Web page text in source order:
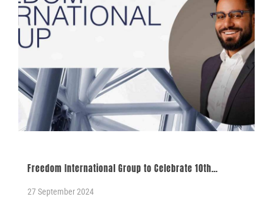
Regulations And Safe Driving
Say It Or Show It Outloud
Freedom International Group to Celebrate 10th
27 September 2024